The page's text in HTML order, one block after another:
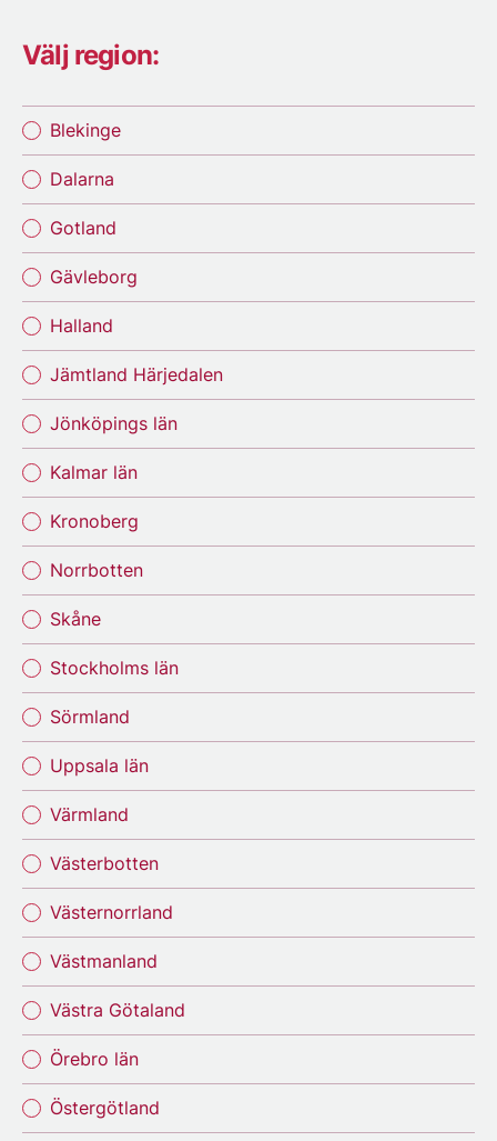
Välj region:
Blekinge
Dalarna
Gotland
Gävleborg
Halland
Jämtland Härjedalen
Jönköpings län
Kalmar län
Kronoberg
Norrbotten
Skåne
Stockholms län
Sörmland
Uppsala län
Värmland
Västerbotten
Västernorrland
Västmanland
Västra Götaland
Örebro län
Östergötland